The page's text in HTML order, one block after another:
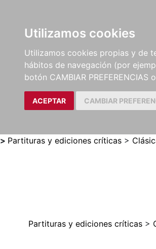
Utilizamos cookies
Utilizamos cookies propias y de
hábitos de navegación (por
botón CAMBIAR
ACEPTAR CAMBIAR
LIBROS
MÉTODOS Y
EJERCICIOS
> Partituras y ediciones críticas >
Partituras y ediciones críticas >